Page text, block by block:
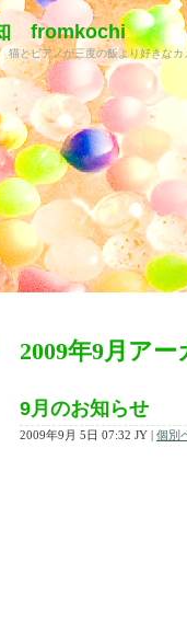
fromkochi
猫とピアノが三度の飯より好きな
2009年9月ア
9月のお知らせ
2009年9月 5日 07:32 JY | 個別